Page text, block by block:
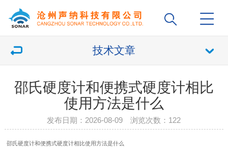
技术文章
邵氏硬度计和便携式硬度计相比
使用方法是什么
发布日期：2026-08-09 浏览次数： 122
邵氏硬度计和便携式硬度计相比使用方法是什么